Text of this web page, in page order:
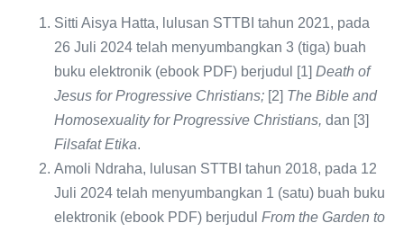
Sitti Aisya Hatta, lulusan STTBI tahun 2021, pada
26 Juli 2024 telah menyumbangkan 3 (tiga) buah
buku elektronik (ebook PDF) berjudul [1] Death of
Jesus for Progressive Christians; [2] The Bible and
Homosexuality for Progressive Christians, dan [3]
Filsafat Etika.
Amoli Ndraha, lulusan STTBI tahun 2018, pada 12
Juli 2024 telah menyumbangkan 1 (satu) buah buku
elektronik (ebook PDF) berjudul From the Garden to